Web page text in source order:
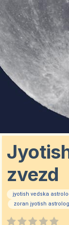
zvezd
jyotish vedska
zoran jyotish astrolog